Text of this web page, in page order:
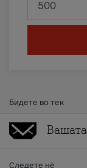
Бидете во тек
Следете нè